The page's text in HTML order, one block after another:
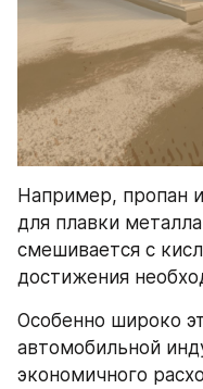
Например, пропан
для плавки
смешивается с
достижения
Особенно широко
автомобильной
экономичного